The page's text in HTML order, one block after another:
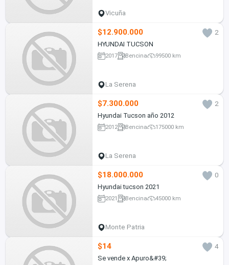
Vicuña
$12.900.000
2
HYUNDAI TUCSON
2017 Bencina 99500 km
La Serena
$7.300.000
2
Hyundai Tucson año 2012
2012 Bencina 175000 km
La Serena
$18.000.000
0
Hyundai tucson 2021
2021 Bencina 45000 km
Monte Patria
$14
4
Se vende x Apuro&#39;